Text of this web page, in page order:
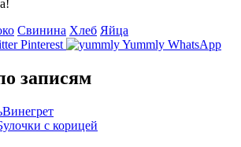
Свинина Хлеб Яйца
Pinterest Yummly WhatsApp
записям
Винегрет
с корицей